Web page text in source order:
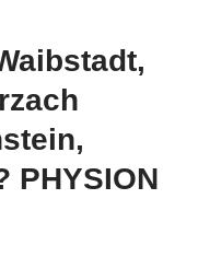
PHYSION